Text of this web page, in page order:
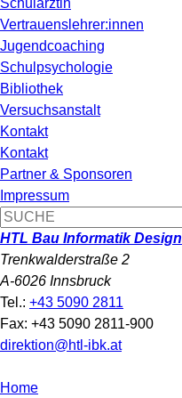
Schulärztin
Vertrauenslehrer:innen
Jugendcoaching
Schulpsychologie
Bibliothek
Versuchsanstalt
Kontakt
Kontakt
Partner & Sponsoren
Impressum
HTL Bau Informatik Design
Trenkwalderstraße 2
A-6026 Innsbruck
Tel.: +43 5090 2811
Fax: +43 5090 2811-900
direktion@htl-ibk.at
Home